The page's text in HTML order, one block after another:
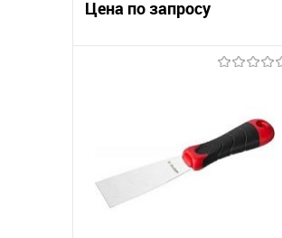
Цена по запросу
Сравнение
В избранное